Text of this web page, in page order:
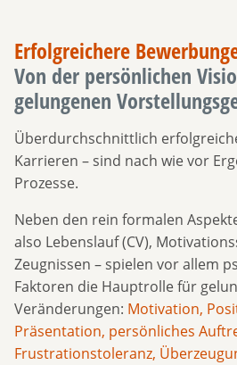
Erfolgreichere
Von der persönlichen
gelungenen
Überdurchschnittlich
Karrieren – sind nach wie vor
Prozesse.
Neben den rein formalen
also Lebenslauf (CV),
Zeugnissen – spielen vor allem
Faktoren die Hauptrolle für
Veränderungen: Motivation,
Präsentation, persönliches
Frustrationstoleranz,